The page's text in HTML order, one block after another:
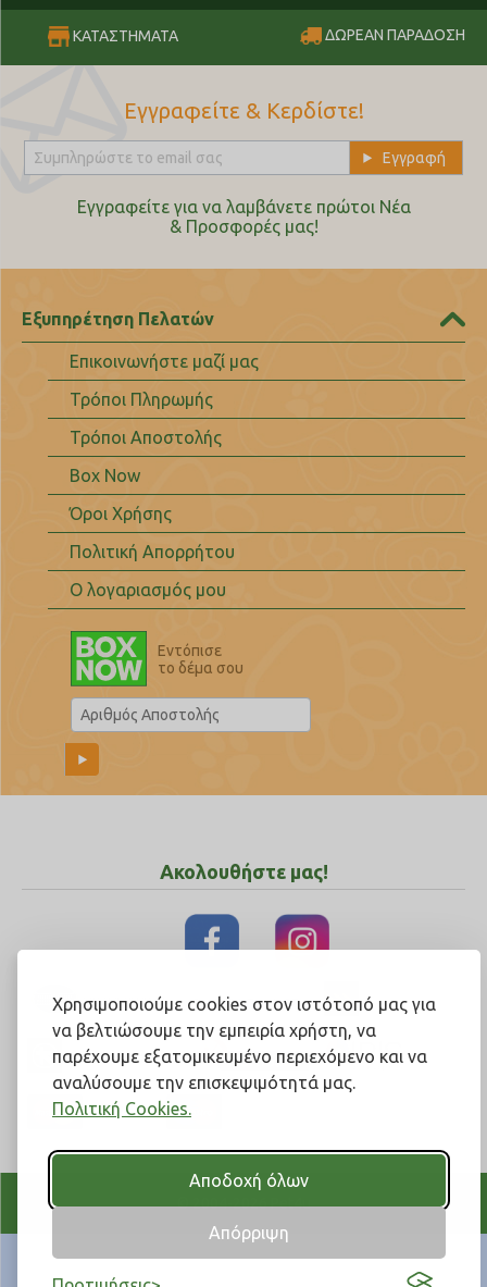
Χρησιμοποιούμε cookies στον ιστότοπό μας για
να βελτιώσουμε την εμπειρία χρήστη, να
παρέχουμε εξατομικευμένο περιεχόμενο και να
αναλύσουμε την επισκεψιμότητά μας.
Πολιτική Cookies.
Αποδοχή όλων
Απόρριψη
ΚΑΤΑΣΤΗΜΑΤΑ ΔΩΡΕΑΝ ΠΑΡΑΔΟΣΗ
Εγγραφείτε & Κερδίστε!
Εγγραφείτε για να λαμβάνετε πρώτοι Nέα
& Προσφορές μας!
Εξυπηρέτηση Πελατών
Επικοινωνήστε μαζί μας
Τρόποι Πληρωμής
Τρόποι Αποστολής
Box Now
Όροι Χρήσης
Πολιτική Απορρήτου
Ο λογαριασμός μου
Εντόπισε
το δέμα σου
Ακολουθήστε μας!
© 2004-2026 Pet4u